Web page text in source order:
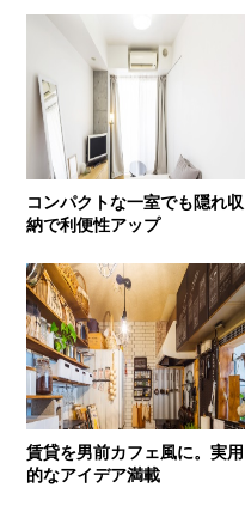
コンパクトな一室でも隠れ収
納で利便性アップ
賃貸を男前カフェ風に。実用
的なアイデア満載